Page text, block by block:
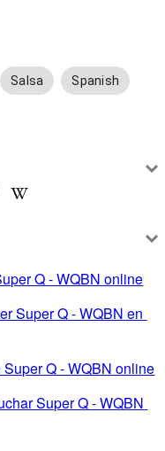
Salsa Spanish
Q - WQBN online
Super Q - WQBN en
Super Q - WQBN online
Super Q - WQBN